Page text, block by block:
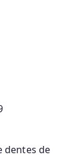
dentes de